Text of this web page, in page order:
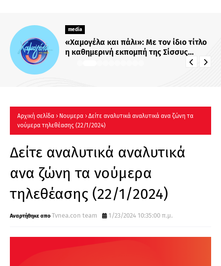
media
«Χαμογέλα και πάλι»: Με τον ίδιο τίτλο
η καθημερινή εκπομπή της Σίσσυς
Αρχική σελίδα Νουμερα
Δείτε αναλυτικά αναλυτικά ανα ζώνη τα
νούμερα τηλεθέασης (22/1/2024)
Δείτε αναλυτικά αναλυτικά
ανα ζώνη τα νούμερα
τηλεθέασης (22/1/2024)
Tvnea.con team 1/23/2024 10:35:00 π.μ.